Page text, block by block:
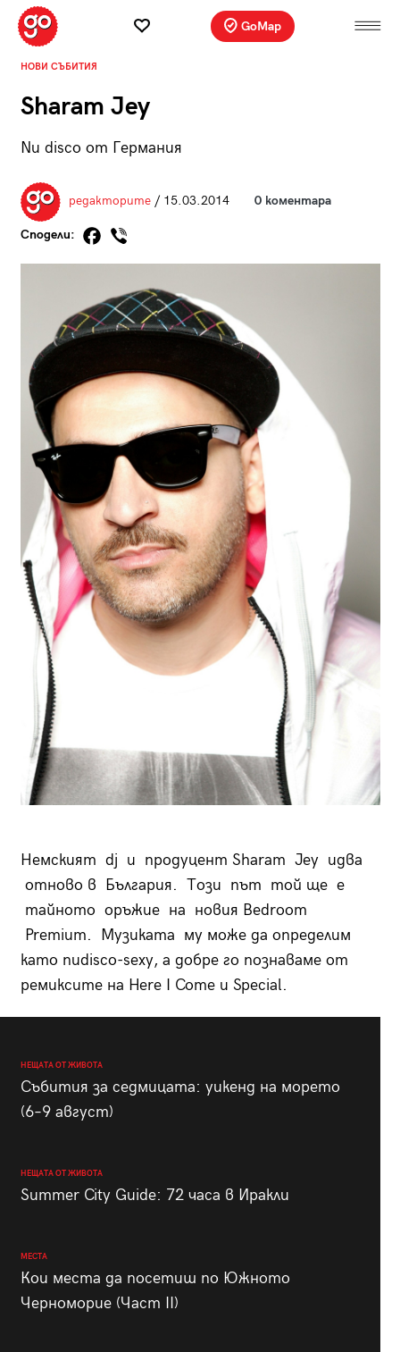
GoMap
НОВИ СЪБИТИЯ
Sharam Jey
Nu disco от Германия
редакторите/ 15.03.2014 0 коментара
Сподели:
Немският dj и продуцент Sharam Jey идва
отново в България. Този път той ще е
тайното оръжие на новия Bedroom
Premium. Музиката му може да определим
като nudisco-sexy, а добре го познаваме от
ремиксите на Here I Come и Special.
НЕЩАТА ОТ ЖИВОТА
Събития за седмицата: уикенд на морето
(6–9 август)
НЕЩАТА ОТ ЖИВОТА
Summer City Guide: 72 часа в Иракли
МЕСТА
Кои места да посетиш по Южното
Черноморие (Част II)